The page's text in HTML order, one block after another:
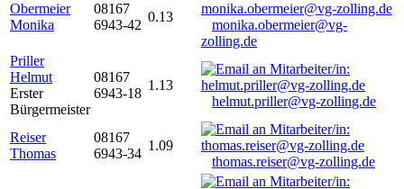
Obermeier
Monika
08167
6943-42
0.13
monika.obermeier@vg-
zolling.de
Priller
Helmut
Erster
Bürgermeister
08167
6943-18
1.13
helmut.priller@vg-zolling.de
Reiser
Thomas
08167
6943-34
1.09
thomas.reiser@vg-zolling.de